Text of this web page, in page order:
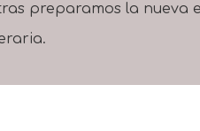
preparamos la nueva